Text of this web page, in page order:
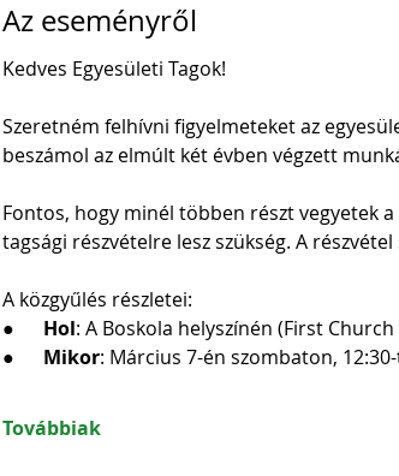
Az eseményről
Kedves Egyesületi Tagok!
Szeretném felhívni figyelmeteket az
beszámol az elmúlt két évben végzett
Fontos, hogy minél többen részt vegyetek
tagsági részvételre lesz szükség. A
A közgyűlés részletei:
● Hol: A Boskola helyszínén (First
● Mikor: Március 7-én szombaton,
Továbbiak